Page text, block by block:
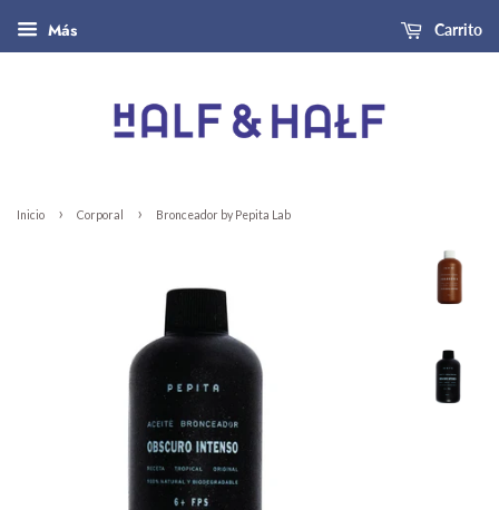
Más Carrito
Inicio › Corporal › Bronceador by Pepita Lab